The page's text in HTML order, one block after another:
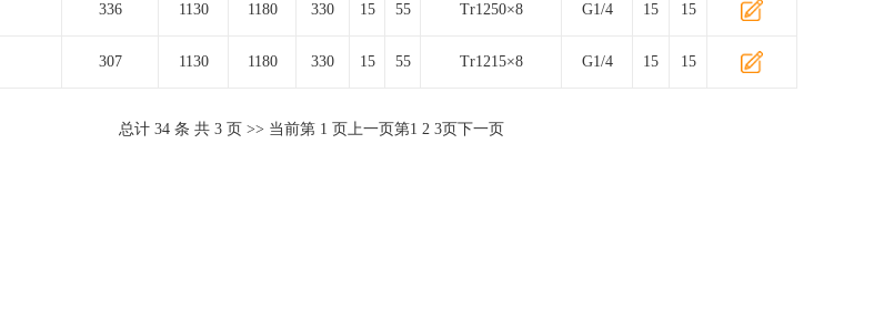
336 1130 1180 330 15 55 Tr1250×8 G1/4 15 15
307 1130 1180 330 15 55 Tr1215×8 G1/4 15 15
总计 34条 共 3页 >> 当前第 1 页上一页第1 2 3页下一页